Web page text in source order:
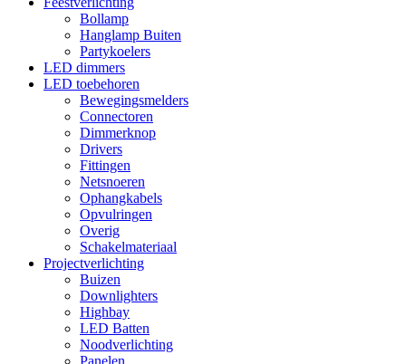
Bollamp
Hanglamp Buiten
Partykoelers
LED dimmers
LED toebehoren
Bewegingsmelders
Connectoren
Dimmerknop
Drivers
Fittingen
Netsnoeren
Ophangkabels
Opvulringen
Overig
Schakelmateriaal
Projectverlichting
Buizen
Downlighters
Highbay
LED Batten
Noodverlichting
Panelen